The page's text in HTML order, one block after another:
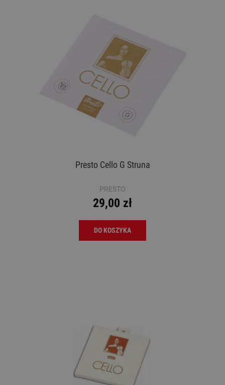
Presto Cello G Struna
PRESTO
29,00 zł
DO KOSZYKA